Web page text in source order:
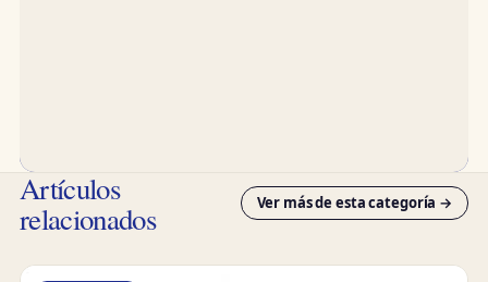
Artículos
relacionados Ver más de esta categoría →